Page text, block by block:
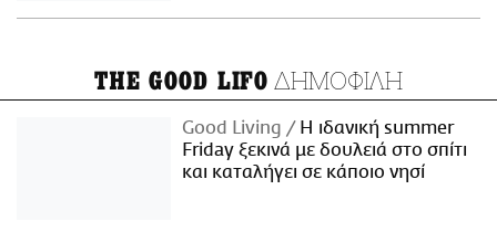
THE GOOD LIFO ΔΗΜΟΦΙΛΗ
Good Living
Η ιδανική summer
Friday ξεκινά με δουλειά στο σπίτι
και καταλήγει σε κάποιο νησί